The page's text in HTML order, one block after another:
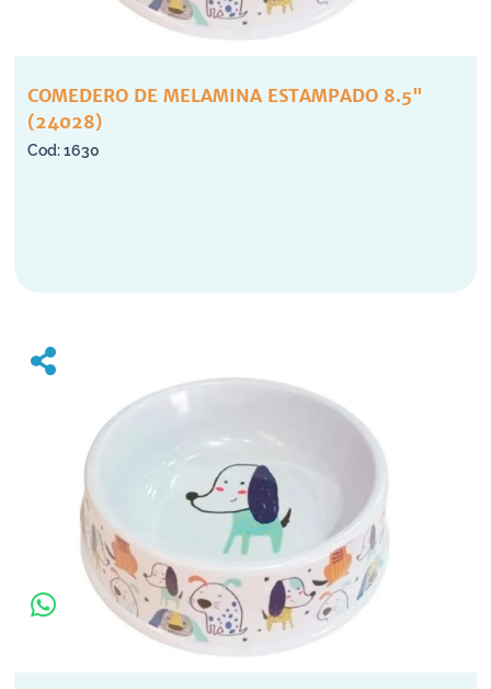
COMEDERO DE MELAMINA ESTAMPADO 8.5"
(24028)
1630